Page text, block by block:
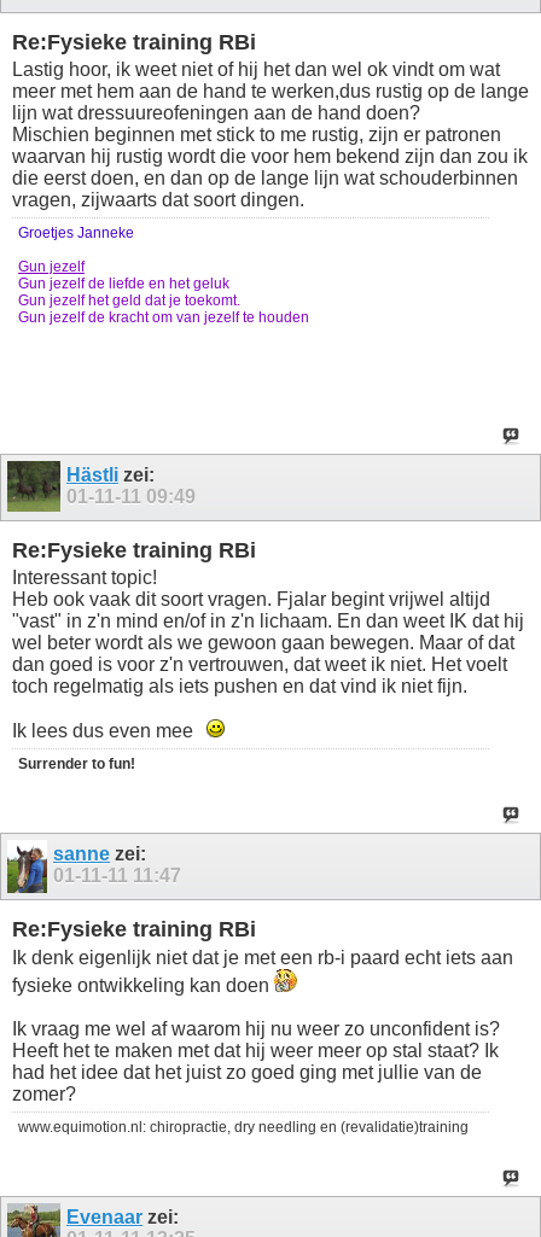
Re:Fysieke training RBi
Lastig hoor, ik weet niet of hij het dan wel ok vindt om wat
meer met hem aan de hand te werken,dus rustig op de lange
lijn wat dressuureofeningen aan de hand doen?
Mischien beginnen met stick to me rustig, zijn er patronen
waarvan hij rustig wordt die voor hem bekend zijn dan zou ik
die eerst doen, en dan op de lange lijn wat schouderbinnen
vragen, zijwaarts dat soort dingen.
Groetjes Janneke
Gun jezelf
Gun jezelf de liefde en het geluk
Gun jezelf het geld dat je toekomt.
Gun jezelf de kracht om van jezelf te houden
Hästli zei:
01-11-11 09:49
Re:Fysieke training RBi
Interessant topic!
Heb ook vaak dit soort vragen. Fjalar begint vrijwel altijd
"vast" in z'n mind en/of in z'n lichaam. En dan weet IK dat hij
wel beter wordt als we gewoon gaan bewegen. Maar of dat
dan goed is voor z'n vertrouwen, dat weet ik niet. Het voelt
toch regelmatig als iets pushen en dat vind ik niet fijn.
Ik lees dus even mee
Surrender to fun!
sanne zei:
01-11-11 11:47
Re:Fysieke training RBi
Ik denk eigenlijk niet dat je met een rb-i paard echt iets aan
fysieke ontwikkeling kan doen
Ik vraag me wel af waarom hij nu weer zo unconfident is?
Heeft het te maken met dat hij weer meer op stal staat? Ik
had het idee dat het juist zo goed ging met jullie van de
zomer?
www.equimotion.nl: chiropractie, dry needling en (revalidatie)training
Evenaar zei: